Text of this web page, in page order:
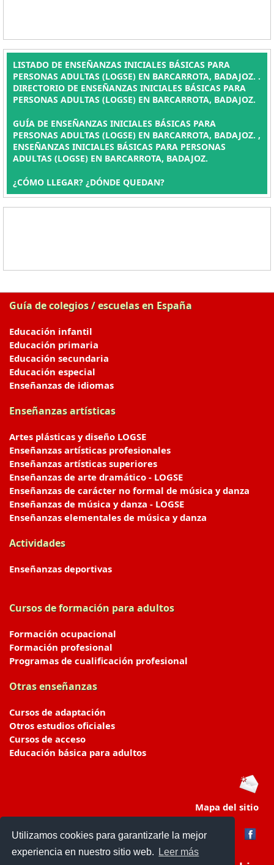
Utilizamos cookies para garantizarle la mejor
experiencia en nuestro sitio web.
Leer más
LISTADO DE ENSEÑANZAS INICIALES BÁSICAS PARA
PERSONAS ADULTAS (LOGSE) EN BARCARROTA, BADAJOZ. .
DIRECTORIO DE ENSEÑANZAS INICIALES BÁSICAS PARA
PERSONAS ADULTAS (LOGSE) EN BARCARROTA, BADAJOZ.
GUÍA DE ENSEÑANZAS INICIALES BÁSICAS PARA
PERSONAS ADULTAS (LOGSE) EN BARCARROTA, BADAJOZ. ,
ENSEÑANZAS INICIALES BÁSICAS PARA PERSONAS
ADULTAS (LOGSE) EN BARCARROTA, BADAJOZ.
¿CÓMO LLEGAR? ¿DÓNDE QUEDAN?
Guía de colegios / escuelas en España
Educación infantil
Educación primaria
Educación secundaria
Educación especial
Enseñanzas de idiomas
Enseñanzas artísticas
Artes plásticas y diseño LOGSE
Enseñanzas artísticas profesionales
Enseñanzas artísticas superiores
Enseñanzas de arte dramático - LOGSE
Enseñanzas de carácter no formal de música y danza
Enseñanzas de música y danza - LOGSE
Enseñanzas elementales de música y danza
Actividades
Enseñanzas deportivas
Cursos de formación para adultos
Formación ocupacional
Formación profesional
Programas de cualificación profesional
Otras enseñanzas
Cursos de adaptación
Otros estudios oficiales
Cursos de acceso
Educación básica para adultos
Mapa del sitio